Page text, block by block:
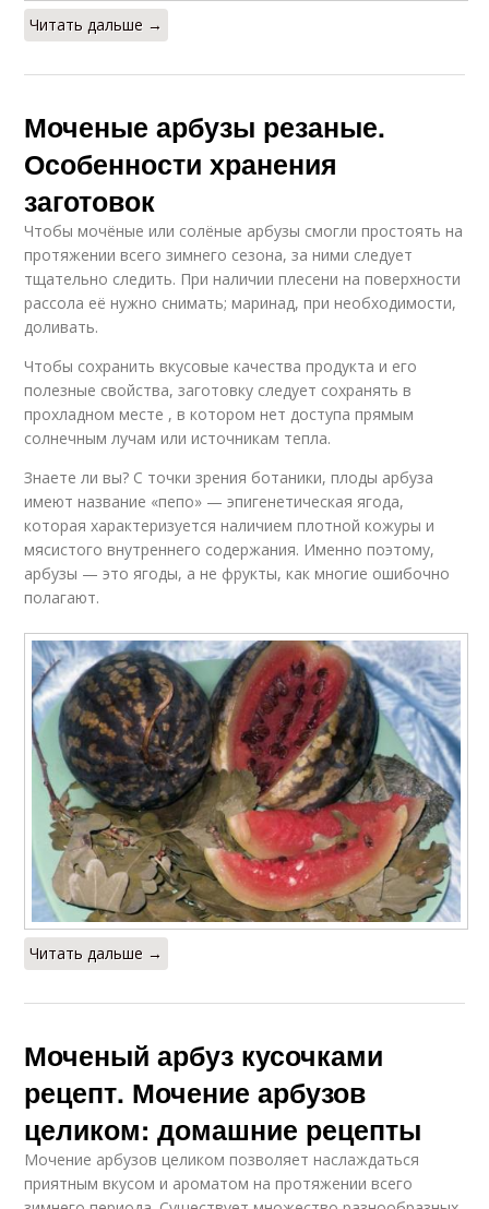
Читать дальше →
Моченые арбузы резаные.
Особенности хранения
заготовок
Чтобы мочёные или солёные арбузы смогли простоять на
протяжении всего зимнего сезона, за ними следует
тщательно следить. При наличии плесени на поверхности
рассола её нужно снимать; маринад, при необходимости,
доливать.
Чтобы сохранить вкусовые качества продукта и его
полезные свойства, заготовку следует сохранять в
прохладном месте , в котором нет доступа прямым
солнечным лучам или источникам тепла.
Знаете ли вы? С точки зрения ботаники, плоды арбуза
имеют название «пепо» — эпигенетическая ягода,
которая характеризуется наличием плотной кожуры и
мясистого внутреннего содержания. Именно поэтому,
арбузы — это ягоды, а не фрукты, как многие ошибочно
полагают.
Читать дальше →
Моченый арбуз кусочками
рецепт. Мочение арбузов
целиком: домашние рецепты
Мочение арбузов целиком позволяет наслаждаться
приятным вкусом и ароматом на протяжении всего